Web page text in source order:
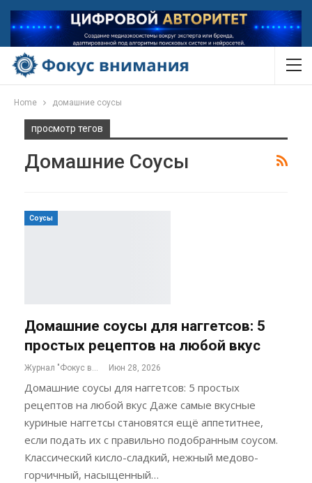
Home домашние соусы
просмотр тегов
Домашние Соусы
Соусы
Домашние соусы для наггетсов: 5
простых рецептов на любой вкус
Журнал "Фокус внимания" Июн 28, 2026
Домашние соусы для наггетсов: 5 простых
рецептов на любой вкус Даже самые вкусные
куриные наггетсы становятся ещё аппетитнее,
если подать их с правильно подобранным соусом.
Классический кисло-сладкий, нежный медово-
горчичный, насыщенный…